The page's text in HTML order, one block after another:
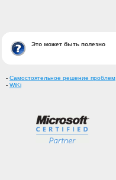
Это может быть полезно
- Самостоятельное решение проблем
- WiKi